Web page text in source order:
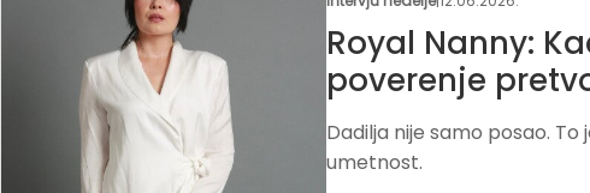
Hobotnica –
uče kreativno
rad razvija radoznalost,
prema učenju.